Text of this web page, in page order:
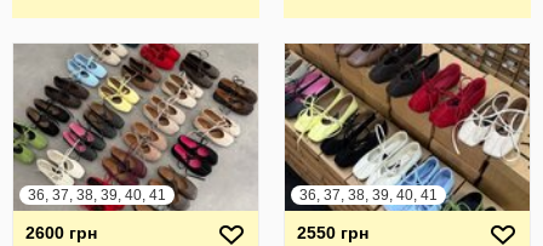
36, 37, 38, 39, 40, 41
2600 грн
36, 37, 38, 39, 40, 41
2550 грн